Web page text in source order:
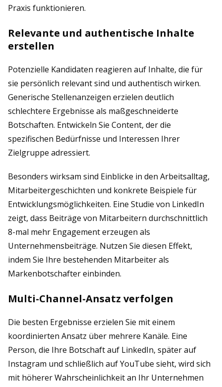
Praxis funktionieren.
Relevante und authentische Inhalte
erstellen
Potenzielle Kandidaten reagieren auf Inhalte, die für
sie persönlich relevant sind und authentisch wirken.
Generische Stellenanzeigen erzielen deutlich
schlechtere Ergebnisse als maßgeschneiderte
Botschaften. Entwickeln Sie Content, der die
spezifischen Bedürfnisse und Interessen Ihrer
Zielgruppe adressiert.
Besonders wirksam sind Einblicke in den Arbeitsalltag,
Mitarbeitergeschichten und konkrete Beispiele für
Entwicklungsmöglichkeiten. Eine Studie von LinkedIn
zeigt, dass Beiträge von Mitarbeitern durchschnittlich
8-mal mehr Engagement erzeugen als
Unternehmensbeiträge. Nutzen Sie diesen Effekt,
indem Sie Ihre bestehenden Mitarbeiter als
Markenbotschafter einbinden.
Multi-Channel-Ansatz verfolgen
Die besten Ergebnisse erzielen Sie mit einem
koordinierten Ansatz über mehrere Kanäle. Eine
Person, die Ihre Botschaft auf LinkedIn, später auf
Instagram und schließlich auf YouTube sieht, wird sich
mit höherer Wahrscheinlichkeit an Ihr Unternehmen